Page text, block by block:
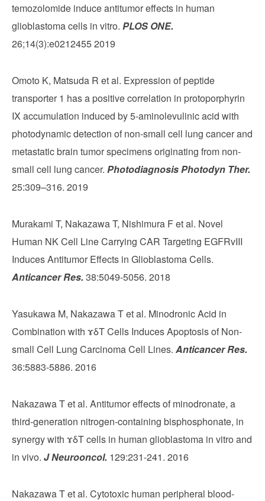
temozolomide induce antitumor effects in human
glioblastoma cells in vitro. PLOS ONE.
26;14(3):e0212455 2019
Omoto K, Matsuda R et al. Expression of peptide
transporter 1 has a positive correlation in protoporphyrin
IX accumulation induced by 5-aminolevulinic acid with
photodynamic detection of non-small cell lung cancer and
metastatic brain tumor specimens originating from non-
small cell lung cancer. Photodiagnosis Photodyn Ther.
25:309–316. 2019
Murakami T, Nakazawa T, Nishimura F et al. Novel
Human NK Cell Line Carrying CAR Targeting EGFRvIII
Induces Antitumor Effects in Glioblastoma Cells.
Anticancer Res. 38:5049-5056. 2018
Yasukawa M, Nakazawa T et al. Minodronic Acid in
Combination with ɤδT Cells Induces Apoptosis of Non-
small Cell Lung Carcinoma Cell Lines. Anticancer Res.
36:5883-5886. 2016
Nakazawa T et al. Antitumor effects of minodronate, a
third-generation nitrogen-containing bisphosphonate, in
synergy with ɤδT cells in human glioblastoma in vitro and
in vivo. J Neurooncol. 129:231-241. 2016
Nakazawa T et al. Cytotoxic human peripheral blood-